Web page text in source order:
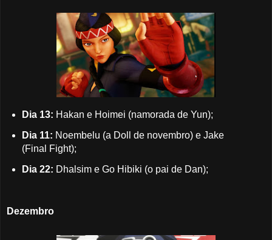
Dia 13: Hakan e Hoimei (namorada de Yun);
Dia 11: Noembelu (a Doll de novembro) e Jake
(Final Fight);
Dia 22: Dhalsim e Go Hibiki (o pai de Dan);
Dezembro